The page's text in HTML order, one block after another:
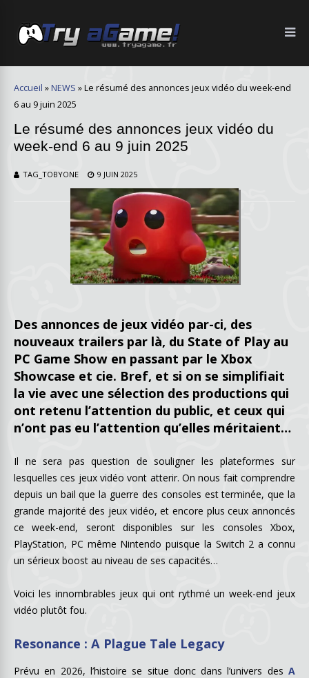
Accueil » NEWS »Le résumé des annonces jeux vidéo du week-end
6 au 9 juin 2025
Le résumé des annonces jeux vidéo du
week-end 6 au 9 juin 2025
TAG_TOBYONE 9 JUIN 2025
Des annonces de jeux vidéo par-ci, des
nouveaux trailers par là, du State of Play au
PC Game Show en passant par le Xbox
Showcase et cie. Bref, et si on se simplifiait
la vie avec une sélection des productions qui
ont retenu l’attention du public, et ceux qui
n’ont pas eu l’attention qu’elles méritaient…
Il ne sera pas question de souligner les plateformes sur
lesquelles ces jeux vidéo vont atterir. On nous fait comprendre
depuis un bail que la guerre des consoles est terminée, que la
grande majorité des jeux vidéo, et encore plus ceux annoncés
ce week-end, seront disponibles sur les consoles Xbox,
PlayStation, PC même Nintendo puisque la Switch 2 a connu
un sérieux boost au niveau de ses capacités…
Voici les innombrables jeux qui ont rythmé un week-end jeux
vidéo plutôt fou.
Resonance : A Plague Tale Legacy
Prévu en 2026, l’histoire se situe donc dans l’univers des A